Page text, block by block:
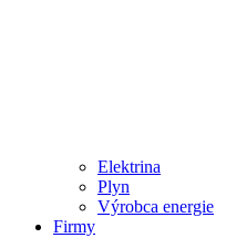
Elektrina
Plyn
Výrobca energie
Firmy